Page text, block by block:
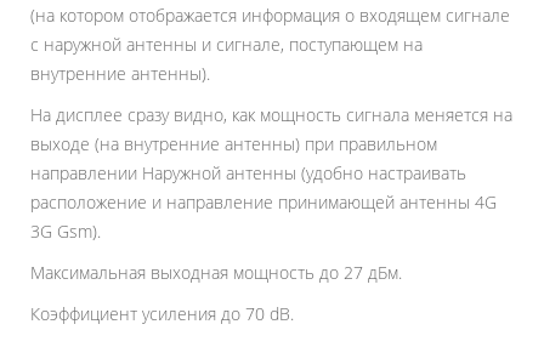
(на котором отображается информация о входящем сигнале
с наружной антенны и сигнале, поступающем на
внутренние антенны).
На дисплее сразу видно, как мощность сигнала меняется на
выходе (на внутренние антенны) при правильном
направлении Наружной антенны (удобно настраивать
расположение и направление принимающей антенны 4G
3G Gsm).
Максимальная выходная мощность до 27 дБм.
Коэффициент усиления до 70 dB.